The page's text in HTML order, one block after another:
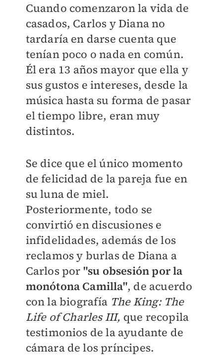
Cuando comenzaron la vida de
casados, Carlos y Diana no
tardaría en darse cuenta que
tenían poco o nada en común.
Él era 13 años mayor que ella y
sus gustos e intereses, desde la
música hasta su forma de pasar
el tiempo libre, eran muy
distintos.
Se dice que el único momento
de felicidad de la pareja fue en
su luna de miel.
Posteriormente, todo se
convirtió en discusiones e
infidelidades, además de los
reclamos y burlas de Diana a
Carlos por "su obsesión por la
monótona Camilla", de acuerdo
con la biografía The King: The
Life of Charles III, que recopila
testimonios de la ayudante de
cámara de los príncipes.